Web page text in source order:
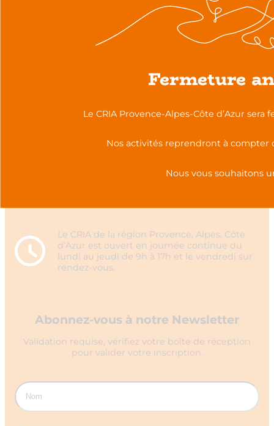
CRIA PACA
13004 Marseille
Le CRIA de la région Provence, Alpes, Côte
d’Azur est ouvert en journée continue du
lundi au jeudi de 9h à 17h et le vendredi sur
rendez-vous.
Abonnez-vous à notre Newsletter
Validation requise, vérifiez votre boîte de réception
pour valider votre inscription.
Fermeture
Le CRIA Provence-Alpes-Côte d’Azur sera
Nos activités reprendront à compter
Nous vous souhaitons